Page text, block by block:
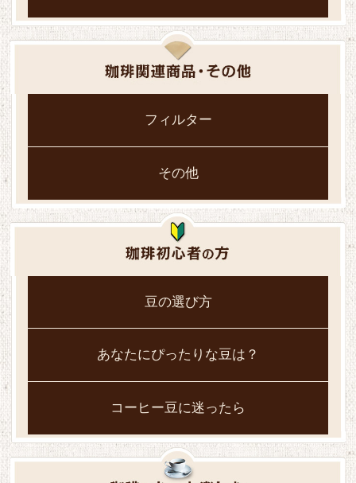
フィルター
その他
豆の選び方
あなたにぴったりな豆は？
コーヒー豆に迷ったら